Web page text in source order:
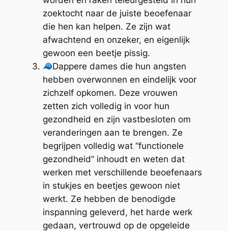
zoektocht naar de juiste beoefenaar
die hen kan helpen. Ze zijn wat
afwachtend en onzeker, en eigenlijk
gewoon een beetje pissig.
Dappere dames die hun angsten
hebben overwonnen en eindelijk voor
zichzelf opkomen. Deze vrouwen
zetten zich volledig in voor hun
gezondheid en zijn vastbesloten om
veranderingen aan te brengen. Ze
begrijpen volledig wat “functionele
gezondheid” inhoudt en weten dat
werken met verschillende beoefenaars
in stukjes en beetjes gewoon niet
werkt. Ze hebben de benodigde
inspanning geleverd, het harde werk
gedaan, vertrouwd op de opgeleide